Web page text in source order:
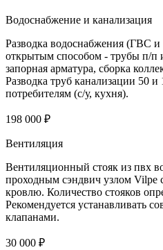
Водоснабжение и канализация
Разводка водоснабжения (ГВС
открытым способом - трубы п/п
запорная арматура, сборка
Разводка труб канализации 50
потребителям (с/у, кухня).
198 000 ₽
Вентиляция
Вентиляционный стояк из пвх
проходным сэндвич узлом Vilpe
кровлю. Количество стояков
Рекомендуется устанавливать
клапанами.
30 000 ₽